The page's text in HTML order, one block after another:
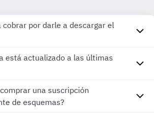
cobrar por darle a descargar el
está actualizado a las últimas
una suscripción
de esquemas?